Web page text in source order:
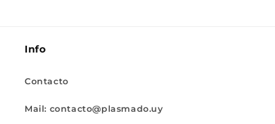
Info
Contacto
Mail: contacto@plasmado.uy